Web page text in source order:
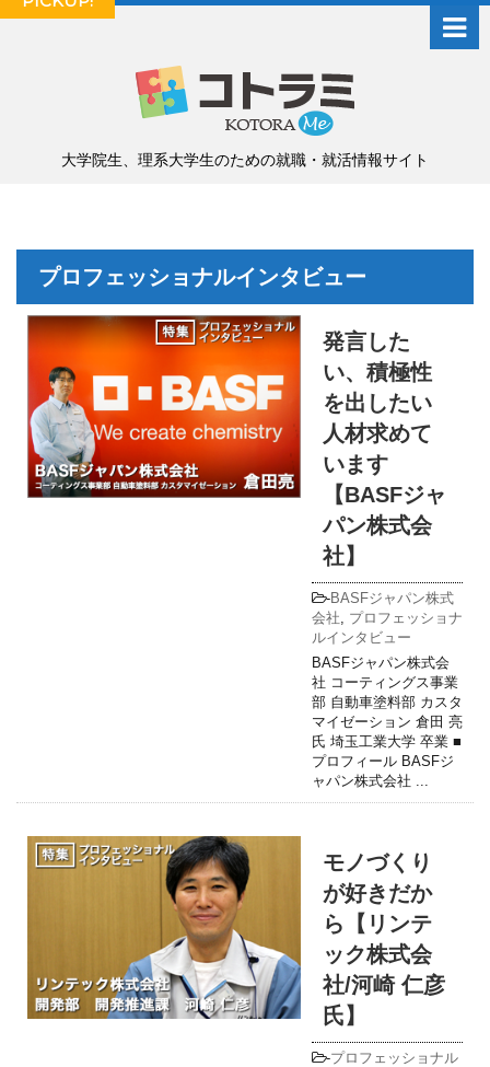
大学院生、理系大学生のための就職・就活情報サイト
プロフェッショナルインタビュー
発言した
い、積極性
を出したい
人材求めて
います
【BASFジャ
パン株式会
社】
-BASFジャパン株式
会社, プロフェッショナ
ルインタビュー
BASFジャパン株式会
社 コーティングス事業
部 自動車塗料部 カスタ
マイゼーション 倉田 亮
氏 埼玉工業大学 卒業 ■
プロフィール BASFジ
ャパン株式会社 ...
モノづくり
が好きだか
ら【リンテ
ック株式会
社/河崎 仁彦
氏】
-プロフェッショナル